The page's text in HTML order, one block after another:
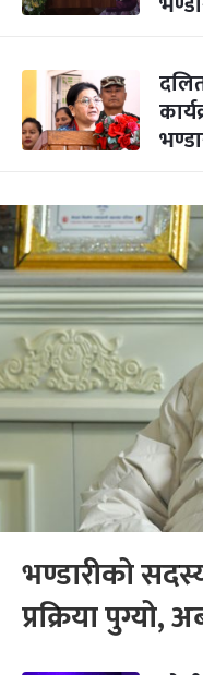
भण्डारीको
प्रक्रिया पुग्यो,